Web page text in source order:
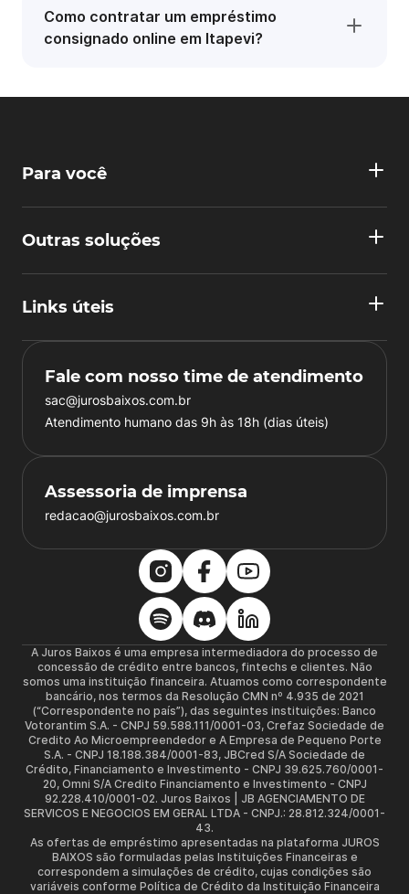
Como contratar um empréstimo
consignado online em Itapevi?
Para você
Outras soluções
Links úteis
Fale com nosso time de atendimento
sac@jurosbaixos.com.br
Atendimento humano das 9h às 18h (dias úteis)
Assessoria de imprensa
redacao@jurosbaixos.com.br
A Juros Baixos é uma empresa intermediadora do processo de
concessão de crédito entre bancos, fintechs e clientes. Não
somos uma instituição financeira. Atuamos como correspondente
bancário, nos termos da Resolução CMN nº 4.935 de 2021
(“Correspondente no país”), das seguintes instituições: Banco
Votorantim S.A. - CNPJ 59.588.111/0001-03, Crefaz Sociedade de
Credito Ao Microempreendedor e A Empresa de Pequeno Porte
S.A. - CNPJ 18.188.384/0001-83, JBCred S/A Sociedade de
Crédito, Financiamento e Investimento - CNPJ 39.625.760/0001-
20, Omni S/A Credito Financiamento e Investimento - CNPJ
92.228.410/0001-02. Juros Baixos | JB AGENCIAMENTO DE
SERVICOS E NEGOCIOS EM GERAL LTDA - CNPJ.: 28.812.324/0001-
43.
As ofertas de empréstimo apresentadas na plataforma JUROS
BAIXOS são formuladas pelas Instituições Financeiras e
correspondem a simulações de crédito, cujas condições são
variáveis conforme Política de Crédito da Instituição Financeira